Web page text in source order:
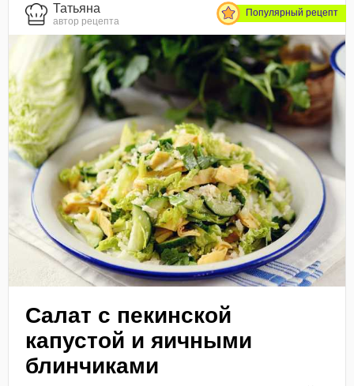
Татьяна
автор рецепта
Популярный рецепт
Салат с пекинской
капустой и яичными
блинчиками